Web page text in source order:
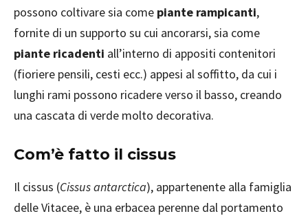
possono coltivare sia come piante rampicanti,
fornite di un supporto su cui ancorarsi, sia come
piante ricadenti all’interno di appositi contenitori
(fioriere pensili, cesti ecc.) appesi al soffitto, da cui i
lunghi rami possono ricadere verso il basso, creando
una cascata di verde molto decorativa.
Com’è fatto il cissus
Il cissus (Cissus antarctica), appartenente alla famiglia
delle Vitacee, è una erbacea perenne dal portamento